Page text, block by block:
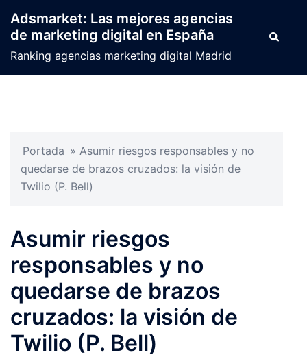
contenido
Adsmarket: Las mejores agencias
de marketing digital en España
Ranking agencias marketing digital Madrid
Buscar
Portada » Asumir riesgos responsables y no
quedarse de brazos cruzados: la visión de
Twilio (P. Bell)
Asumir riesgos
responsables y no
quedarse de brazos
cruzados: la visión de
Twilio (P. Bell)